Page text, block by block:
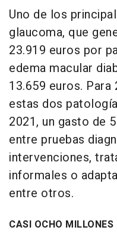
Uno de los
glaucoma, que
23.919 euros por
edema macular
13.659 euros.
estas dos
2021, un gasto de
entre pruebas
intervenciones,
informales o
entre otros.
CASI OCHO MILLONES